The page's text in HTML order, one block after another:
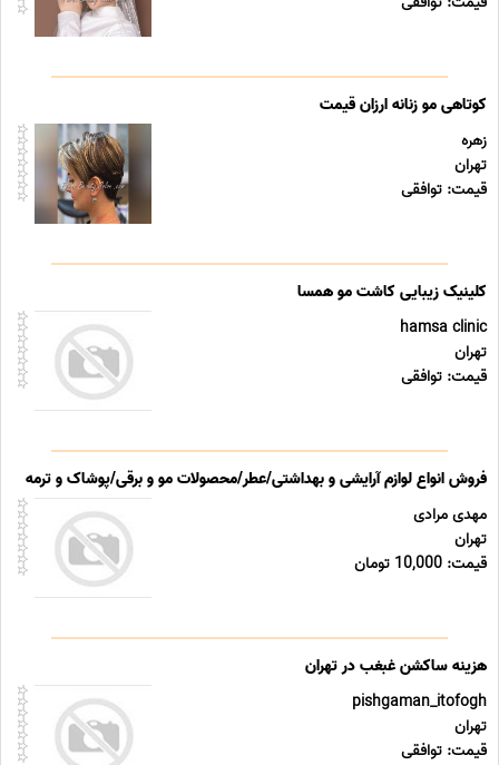
کوتاهی مو زنانه ارزان قیمت
زهره
تهران
قیمت: توافقی
کلینیک زیبایی کاشت مو همسا
hamsa clinic
تهران
قیمت: توافقی
فروش انواع لوازم آرایشی و بهداشتی/عطر/محصولات مو و برقی/پوشاک و ترمه
مهدی مرادی
تهران
قیمت: 10,000 تومان
هزینه ساکشن غبغب در تهران
pishgaman_itofogh
تهران
قیمت: توافقی